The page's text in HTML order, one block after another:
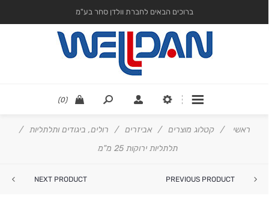
ברוכים הבאים לחברת וולדן סחר בע"מ
(0)
ראשי / קטלוג מוצרים / אביזרים / רולים, ביגודים ותלתליות /
תלתליות ירוקות 25 מ"מ
PREVIOUS PRODUCT
NEXT PRODUCT